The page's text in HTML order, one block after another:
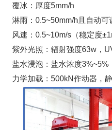
覆冰：厚度5mm/h
淋雨：0.5~50mm/h且自动可
风速：0.5~10m/s（稳定度
紫外光照：辐射强度63w，
盐水浸泡：盐水浓度3%~5%
力学加载：500kN作动器，